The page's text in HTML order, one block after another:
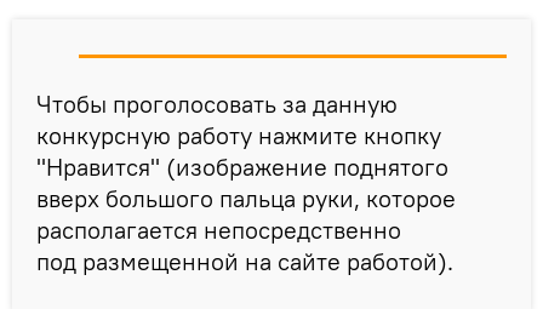
Чтобы проголосовать за данную
конкурсную работу нажмите кнопку
"Нравится" (изображение поднятого
вверх большого пальца руки, которое
располагается непосредственно
под размещенной на сайте работой).